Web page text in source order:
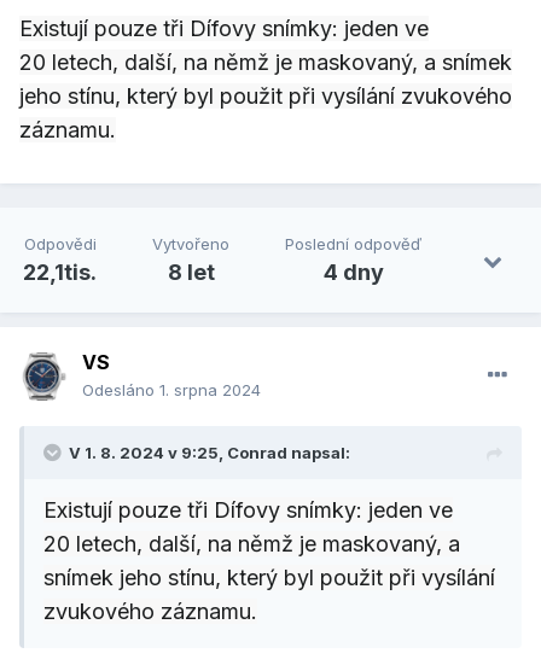
Existují pouze tři Dífovy snímky: jeden ve
20 letech, další, na němž je maskovaný, a snímek
jeho stínu, který byl použit při vysílání zvukového
záznamu.
Odpovědi
22,1tis.
Vytvořeno
8 let
Poslední odpověď
4 dny
VS
Odesláno 1. srpna 2024
V 1. 8. 2024 v 9:25, Conrad napsal:
Existují pouze tři Dífovy snímky: jeden ve
20 letech, další, na němž je maskovaný, a
snímek jeho stínu, který byl použit při vysílání
zvukového záznamu.